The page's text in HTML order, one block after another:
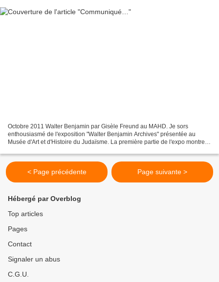
Octobre 2011 Walter Benjamin par Gisèle Freund au MAHD. Je sors
enthousiasmé de l'exposition "Walter Benjamin Archives" présentée au
Musée d'Art et d'Histoire du Judaïsme. La première partie de l'expo montre
< Page précédente Page suivante >
Hébergé par Overblog
Top articles
Pages
Contact
Signaler un abus
C.G.U.